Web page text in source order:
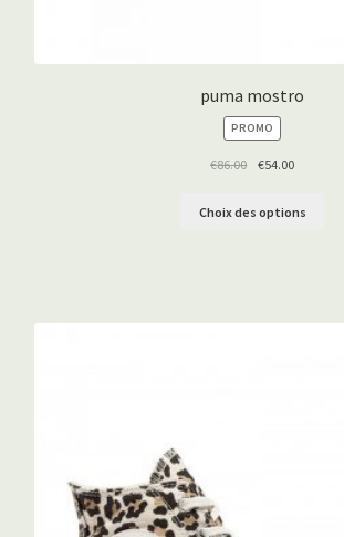
puma mostro
PROMO
EN
PROMOTION
€86.00 €54.00
Choix des options